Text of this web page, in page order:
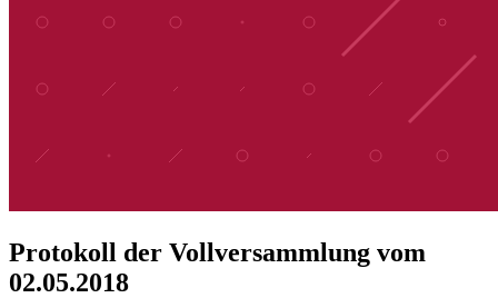
Protokoll der Vollversammlung vom
02.05.2018